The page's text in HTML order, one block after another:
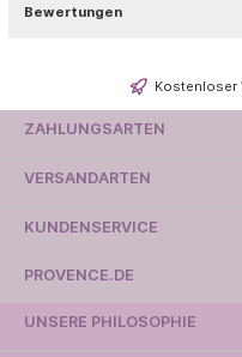
Bewertungen
Kostenloser
KUNDENSERVICE
PROVENCE.DE
ZAHLUNGSARTEN
VERSANDARTEN
UNSERE PHILOSOPHIE